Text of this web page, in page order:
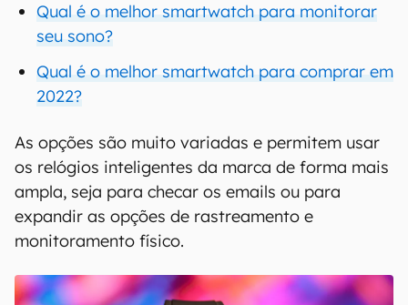
Qual é o melhor smartwatch para monitorar
seu sono?
Qual é o melhor smartwatch para comprar em
2022?
As opções são muito variadas e permitem usar
os relógios inteligentes da marca de forma mais
ampla, seja para checar os emails ou para
expandir as opções de rastreamento e
monitoramento físico.